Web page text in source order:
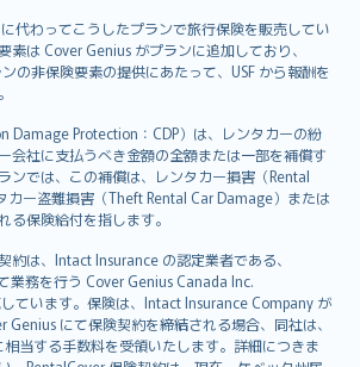
代わってこうしたプランで旅行保険を販売してい
素は Cover Genius がプランに追加しており、
の非保険要素の提供にあたって、USF から報酬を
Damage Protection：CDP）は、レンタカーの紛
会社に支払うべき金額の全額または一部を補償す
ンでは、この補償は、レンタカー損害（Rental
カー盗難損害（Theft Rental Car Damage）または
る保険給付を指します。
約は、Intact Insurance の認定業者である、
業務を行う Cover Genius Canada Inc.
しています。保険は、Intact Insurance Company が
Genius にて保険契約を締結される場合、同社は、
当する手数料を受領いたします。詳細につきま